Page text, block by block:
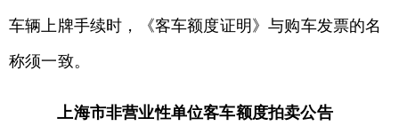
车辆上牌手续时，《客车额度证明》与购车发票的名
称须一致。
上海市非营业性单位客车额度拍卖公告